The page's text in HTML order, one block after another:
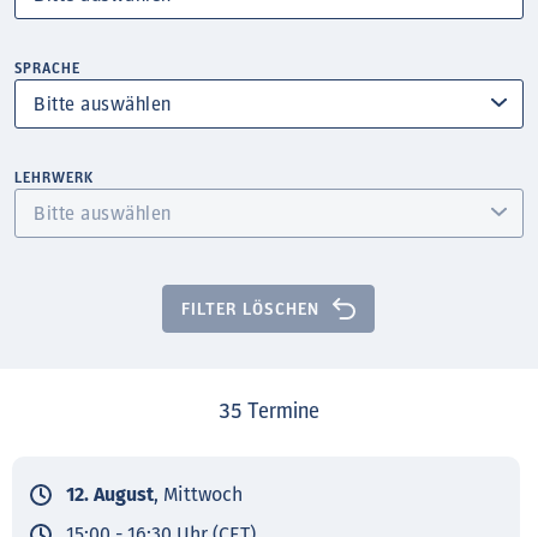
SPRACHE
LEHRWERK
FILTER LÖSCHEN
35 Termine
12. August, Mittwoch